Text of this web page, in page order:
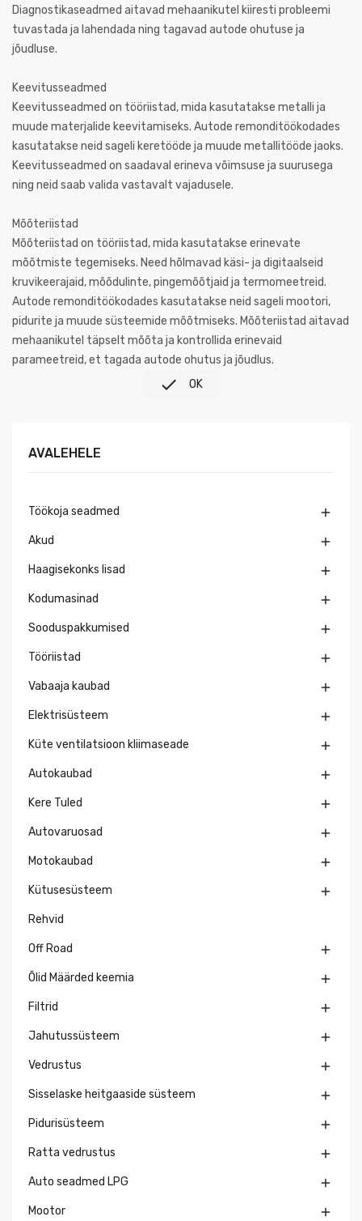
Diagnostikaseadmed aitavad mehaanikutel kiiresti probleemi
tuvastada ja lahendada ning tagavad autode ohutuse ja
jõudluse.
Keevitusseadmed
Keevitusseadmed on tööriistad, mida kasutatakse metalli ja
muude materjalide keevitamiseks. Autode remonditöökodades
kasutatakse neid sageli keretööde ja muude metallitööde jaoks.
Keevitusseadmed on saadaval erineva võimsuse ja suurusega
ning neid saab valida vastavalt vajadusele.
Mõõteriistad
Mõõteriistad on tööriistad, mida kasutatakse erinevate
mõõtmiste tegemiseks. Need hõlmavad käsi- ja digitaalseid
kruvikeerajaid, mõõdulinte, pingemõõtjaid ja termomeetreid.
Autode remonditöökodades kasutatakse neid sageli mootori,
pidurite ja muude süsteemide mõõtmiseks. Mõõteriistad aitavad
mehaanikutel täpselt mõõta ja kontrollida erinevaid
parameetreid, et tagada autode ohutus ja jõudlus.
 OK
AVALEHELE
Töökoja seadmed 
Akud 
Haagisekonks lisad 
Kodumasinad 
Sooduspakkumised 
Tööriistad 
Vabaaja kaubad 
Elektrisüsteem 
Küte ventilatsioon kliimaseade 
Autokaubad 
Kere Tuled 
Autovaruosad 
Motokaubad 
Kütusesüsteem 
Rehvid
Off Road 
Õlid Määrded keemia 
Filtrid 
Jahutussüsteem 
Vedrustus 
Sisselaske heitgaaside süsteem 
Pidurisüsteem 
Ratta vedrustus 
Auto seadmed LPG 
Mootor 